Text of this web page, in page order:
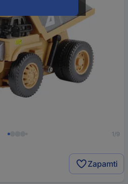
1/9
Zapamti